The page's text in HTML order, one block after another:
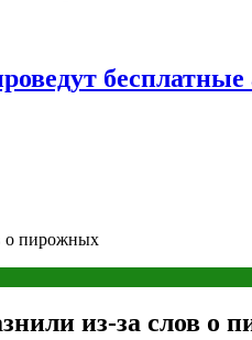
о пирожных
из-за слов о